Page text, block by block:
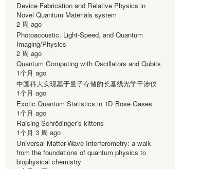
、科大物质楼B1102、济南量子院量子科学大厦1417室同步视频）
量子科学大厦1417室同步视频)
海研究院新区2号楼B栋2518会议室、济南量子院量子科学大厦
Device Fabrication and Relative Physics in
Novel Quantum Materials system
2 周 ago
Photoacoustic, Light-Speed, and Quantum
Imaging/Physics
2 周 ago
Quantum Computing with Oscillators and Qubits
1个月 ago
中国科大实现基于量子存储的长基线光学干涉仪
1个月 ago
Exotic Quantum Statistics in 1D Bose Gases
1个月 ago
Raising Schrödinger’s kittens
1个月 3 周 ago
Universal Matter-Wave Interferometry: a walk
from the foundations of quantum physics to
biophysical chemistry